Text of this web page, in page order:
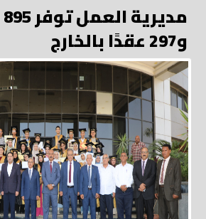
و297 عقدًا بالخارج